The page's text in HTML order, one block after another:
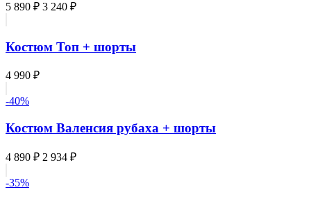
5 890 ₽ 3 240 ₽
Костюм Топ + шорты
4 990 ₽
-40%
Костюм Валенсия рубаха + шорты
4 890 ₽ 2 934 ₽
-35%